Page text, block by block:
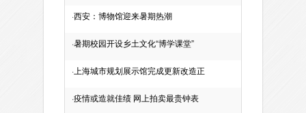
·西安：博物馆迎来暑期热潮
·暑期校园开设乡土文化“博学课堂”
· 上海城市规划展示馆完成更新改造正
·疫情或造就佳绩 网上拍卖最贵钟表